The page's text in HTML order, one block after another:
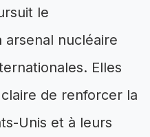
le
nucléaire
Elles
de renforcer la
Unis et à leurs